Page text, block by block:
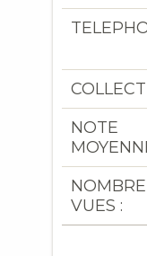
NOTE
VUES :